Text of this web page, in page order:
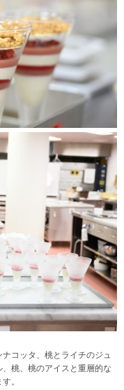
コッタ、桃とライチのジュ
桃、桃のアイスと重層的な
。